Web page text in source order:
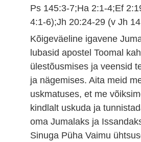
Ps 145:3-7;Ha 2:1-4;Ef
4:1-6);Jh 20:24-29 (v Jh
Kõigeväeline igavene
lubasid apostel Toomal
ülestõusmises ja veensid
ja nägemises. Aita meid
uskmatuses, et me
kindlalt uskuda ja
oma Jumalaks ja
Sinuga Püha Vaimu